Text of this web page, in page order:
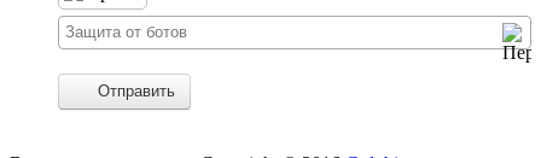
Отправить